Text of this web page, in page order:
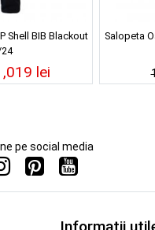
Shell BIB Blackout
lei
Salopeta
pe social media